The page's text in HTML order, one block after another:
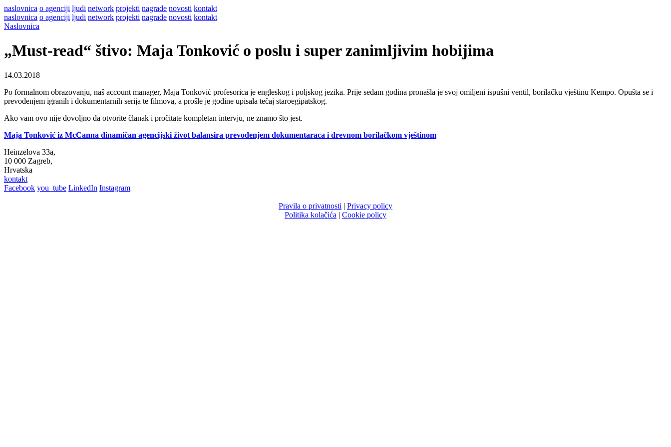
naslovnica o agenciji ljudi network projekti nagrade novosti kontakt
naslovnica o agenciji ljudi network projekti nagrade novosti kontakt
Naslovnica
„Must-read“ štivo: Maja Tonković o poslu i super zanimljivim hobijima
14.03.2018
Po formalnom obrazovanju, naš account manager, Maja Tonković profesorica je engleskog i poljskog jezika. Prije sedam godina pronašla je svoj omiljeni ispušni ventil, borilačku vještinu Kempo. Opušta se i
prevođenjem igranih i dokumentarnih serija te filmova, a prošle je godine upisala tečaj staroegipatskog.
Ako vam ovo nije dovoljno da otvorite članak i pročitate kompletan intervju, ne znamo što jest.
Maja Tonković iz McCanna dinamičan agencijski život balansira prevođenjem dokumentaraca i drevnom borilačkom vještinom
Heinzelova 33a,
10 000 Zagreb,
Hrvatska
kontakt
Facebook you_tube LinkedIn Instagram
Pravila o privatnosti | Privacy policy
Politika kolačića | Cookie policy